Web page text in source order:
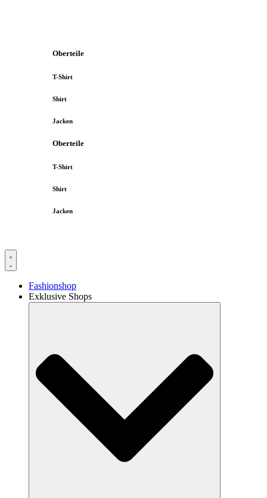
Oberteile
T-Shirt
Shirt
Jacken
Oberteile
T-Shirt
Shirt
Jacken
Fashionshop
Exklusive Shops